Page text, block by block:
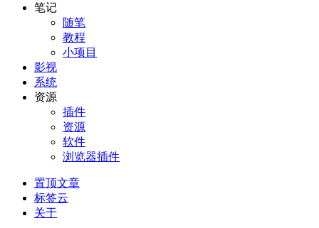
笔记
随笔
教程
小项目
影视
系统
资源
插件
资源
软件
浏览器插件
置顶文章
标签云
关于